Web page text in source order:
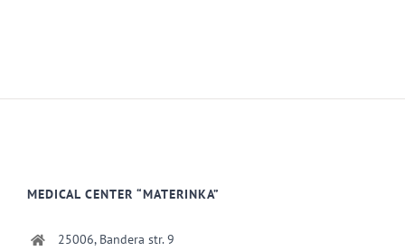
MEDICAL CENTER “MATERINKA”
25006, Bandera str. 9